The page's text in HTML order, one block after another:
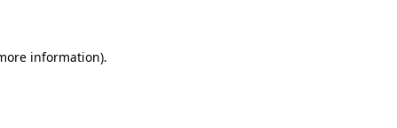
information).